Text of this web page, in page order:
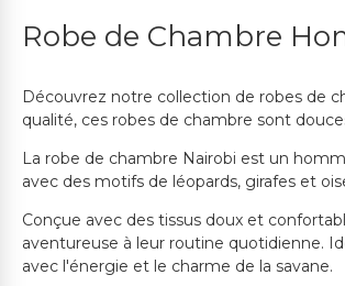
Robe de Chambre
Découvrez notre collection de robes de
qualité, ces robes de chambre sont
La robe de chambre Nairobi est un
avec des motifs de léopards, girafes et
Conçue avec des tissus doux et
aventureuse à leur routine quotidienne.
avec l'énergie et le charme de la savane.